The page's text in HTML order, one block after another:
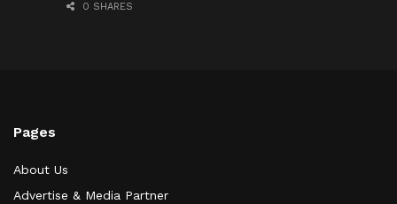
0 SHARES
Pages
About Us
Advertise & Media Partner